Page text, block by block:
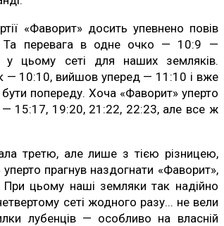
«Фаворит» досить упевнено повів
перевага в одне очко — 10:9 —
у цьому сеті для наших земляків.
— 10:10, вийшов уперед — 11:10 і вже
попереду. Хоча «Фаворит» уперто
— 15:17, 19:20, 21:22, 22:23, але все ж
третю, але лише з тією різницею,
прагнув наздогнати «Фаворит»,
При цьому наші земляки так надійно
сеті жодного разу... не вели
лубенців — особливо на власній